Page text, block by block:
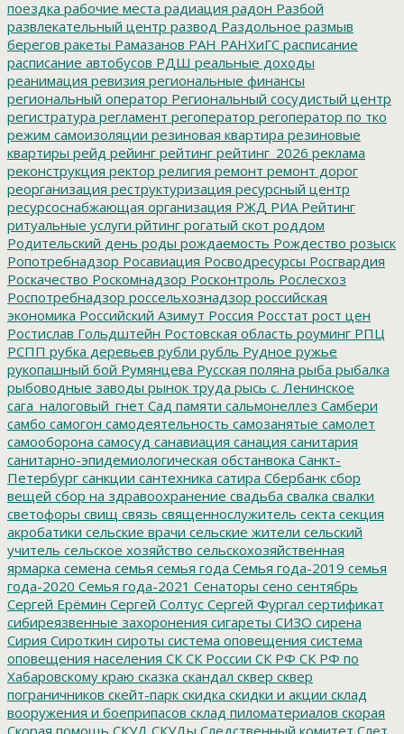
поездка рабочие места радиация радон Разбой
развлекательный центр развод Раздольное размыв
берегов ракеты Рамазанов РАН РАНХиГС расписание
расписание автобусов РДШ реальные доходы
реанимация ревизия региональные финансы
региональный оператор Региональный сосудистый центр
регистратура регламент регоператор регоператор по тко
режим самоизоляции резиновая квартира резиновые
квартиры рейд рейинг рейтинг рейтинг_2026 реклама
реконструкция ректор религия ремонт ремонт дорог
реорганизация реструктуризация ресурсный центр
ресурсоснабжающая организация РЖД РИА Рейтинг
ритуальные услуги рйтинг рогатый скот роддом
Родительский день роды рождаемость Рождество розыск
Ропотребнадзор Росавиация Росводресурсы Росгвардия
Роскачество Роскомнадзор Росконтроль Рослесхоз
Роспотребнадзор россельхознадзор российская
экономика Российский Азимут Россия Росстат рост цен
Ростислав Гольдштейн Ростовская область роуминг РПЦ
РСПП рубка деревьев рубли рубль Рудное ружье
рукопашный бой Румянцева Русская поляна рыба рыбалка
рыбоводные заводы рынок труда рысь с. Ленинское
сага_налоговый_гнет Сад памяти сальмонеллез Самбери
самбо самогон самодеятельность самозанятые самолет
самооборона самосуд санавиация санация санитария
санитарно-эпидемиологическая обстанвока Санкт-
Петербург санкции сантехника сатира Сбербанк сбор
вещей сбор на здравоохранение свадьба свалка свалки
светофоры свищ связь священнослужитель секта секция
акробатики сельские врачи сельские жители сельский
учитель сельское хозяйство сельскохозяйственная
ярмарка семена семья семья года Семья года-2019 семья
года-2020 Семья года-2021 Сенаторы сено сентябрь
Сергей Ерёмин Сергей Солтус Сергей Фургал сертификат
сибиреязвенные захоронения сигареты СИЗО сирена
Сирия Сироткин сироты система оповещения система
оповещения населения СК СК России СК РФ СК РФ по
Хабаровскому краю сказка скандал сквер сквер
пограничников скейт-парк скидка скидки и акции склад
вооружения и боеприпасов склад пиломатериалов скорая
Скорая помощь СКУД СКУДы Следственный комитет Слет